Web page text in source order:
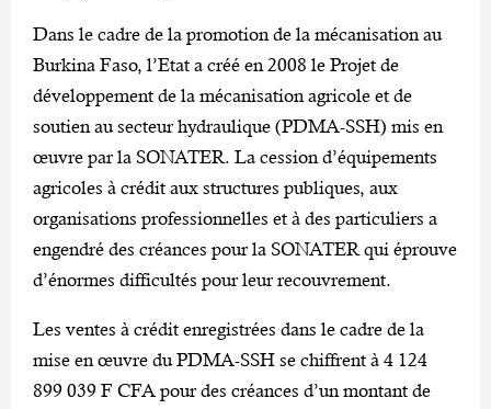
Dans le cadre de la promotion de la mécanisation au
Burkina Faso, l’Etat a créé en 2008 le Projet de
développement de la mécanisation agricole et de
soutien au secteur hydraulique (PDMA-SSH) mis en
œuvre par la SONATER. La cession d’équipements
agricoles à crédit aux structures publiques, aux
organisations professionnelles et à des particuliers a
engendré des créances pour la SONATER qui éprouve
d’énormes difficultés pour leur recouvrement.
Les ventes à crédit enregistrées dans le cadre de la
mise en œuvre du PDMA-SSH se chiffrent à 4 124
899 039 F CFA pour des créances d’un montant de